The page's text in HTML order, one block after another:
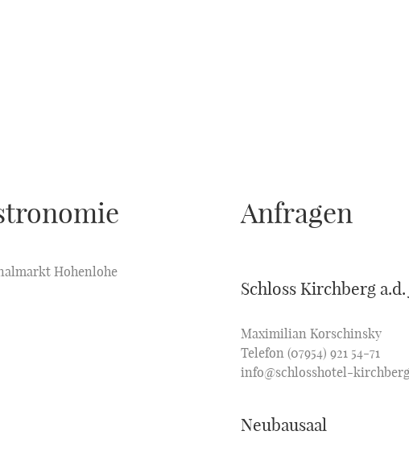
Hohenlohe
Anfragen
Schloss Kirchberg
Maximilian Korschinsky
Telefon (07954) 921 54-71
info@schlosshotel-
Neubausaal